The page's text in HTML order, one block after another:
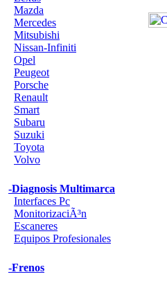
Mazda
Mercedes
Mitsubishi
Nissan-Infiniti
Opel
Peugeot
Porsche
Renault
Smart
Subaru
Suzuki
Toyota
Volvo
-Diagnosis Multimarca
Interfaces Pc
MonitorizaciÃ³n
Escaneres
Equipos Profesionales
-Frenos